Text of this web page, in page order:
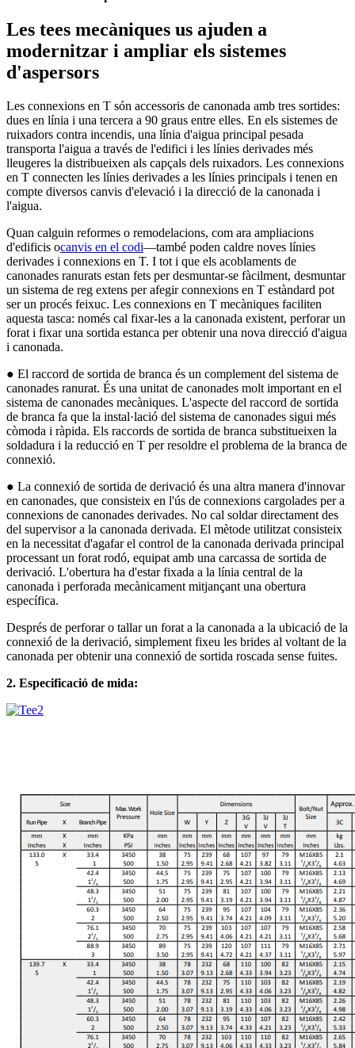
Les tees mecàniques us ajuden a
modernitzar i ampliar els sistemes
d'aspersors
Les connexions en T són accessoris de canonada amb tres sortides:
dues en línia i una tercera a 90 graus entre elles. En els sistemes de
ruixadors contra incendis, una línia d'aigua principal pesada
transporta l'aigua a través de l'edifici i les línies derivades més
lleugeres la distribueixen als capçals dels ruixadors. Les connexions
en T connecten les línies derivades a les línies principals i tenen en
compte diversos canvis d'elevació i la direcció de la canonada i
l'aigua.
Quan calguin reformes o remodelacions, com ara ampliacions
d'edificis ocanvis en el codi—també poden caldre noves línies
derivades i connexions en T. I tot i que els acoblaments de
canonades ranurats estan fets per desmuntar-se fàcilment, desmuntar
un sistema de reg extens per afegir connexions en T estàndard pot
ser un procés feixuc. Les connexions en T mecàniques faciliten
aquesta tasca: només cal fixar-les a la canonada existent, perforar un
forat i fixar una sortida estanca per obtenir una nova direcció d'aigua
i canonada.
● El raccord de sortida de branca és un complement del sistema de
canonades ranurat. És una unitat de canonades molt important en el
sistema de canonades mecàniques. L'aspecte del raccord de sortida
de branca fa que la instal·lació del sistema de canonades sigui més
còmoda i ràpida. Els raccords de sortida de branca substitueixen la
soldadura i la reducció en T per resoldre el problema de la branca de
connexió.
● La connexió de sortida de derivació és una altra manera d'innovar
en canonades, que consisteix en l'ús de connexions cargolades per a
connexions de canonades derivades. No cal soldar directament des
del supervisor a la canonada derivada. El mètode utilitzat consisteix
en la necessitat d'agafar el control de la canonada derivada principal
processant un forat rodó, equipat amb una carcassa de sortida de
derivació. L'obertura ha d'estar fixada a la línia central de la
canonada i perforada mecànicament mitjançant una obertura
específica.
Després de perforar o tallar un forat a la canonada a la ubicació de la
connexió de la derivació, simplement fixeu les brides al voltant de la
canonada per obtenir una connexió de sortida roscada sense fuites.
2. Especificació de mida: